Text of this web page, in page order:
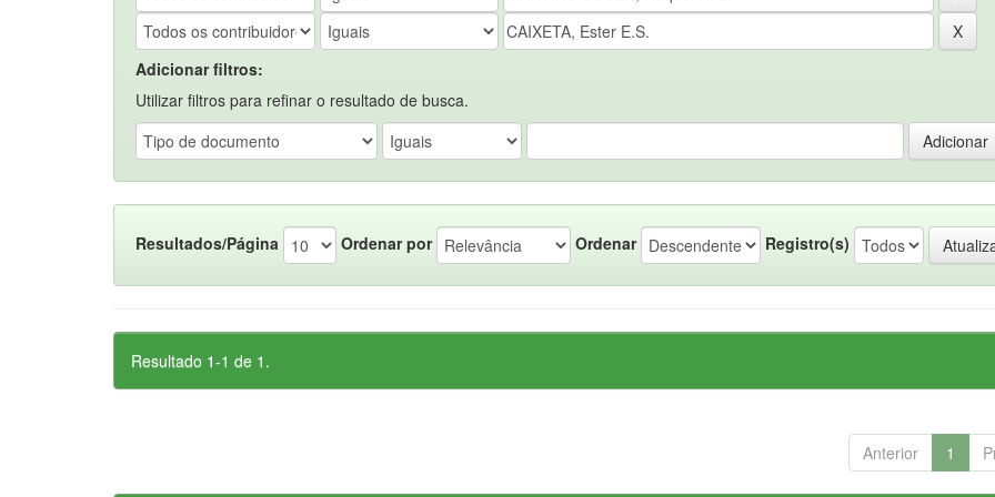
Adicionar filtros:
Utilizar filtros para refinar o resultado de busca.
Resultados/Página Ordenar por Ordenar Registro(s)
Resultado 1-1 de 1.
Anterior 1